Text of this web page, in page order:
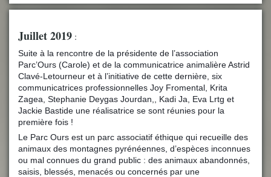
Juillet 2019 :
Suite à la rencontre de la présidente de l’association
Parc’Ours (Carole) et de la communicatrice animalière Astrid
Clavé-Letourneur et à l’initiative de cette dernière, six
communicatrices professionnelles Joy Fromental, Krita
Zagea, Stephanie Deygas Jourdan,, Kadi Ja, Eva Lrtg et
Jackie Bastide une réalisatrice se sont réunies pour la
première fois !
Le Parc Ours est un parc associatif éthique qui recueille des
animaux des montagnes pyrénéennes, d’espèces inconnues
ou mal connues du grand public : des animaux abandonnés,
saisis, blessés, menacés ou concernés par une